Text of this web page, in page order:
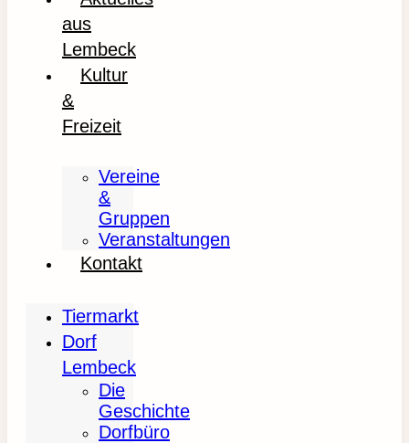
aus
Lembeck
Kultur
&
Freizeit
Vereine
&
Gruppen
Veranstaltungen
Kontakt
Tiermarkt
Dorf
Lembeck
Die
Geschichte
Dorfbüro